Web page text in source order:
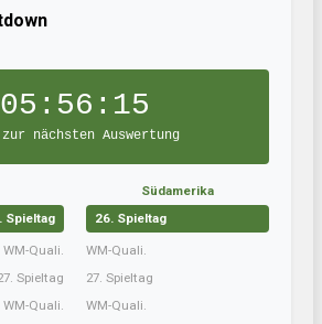
05:56:14
nächsten Auswertung
Spieltag
WM-Quali.
Spieltag
WM-Quali.
Südamerika
26. Spieltag
WM-Quali.
27. Spieltag
WM-Quali.